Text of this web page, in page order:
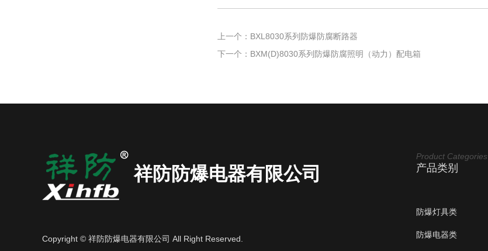
上一个： BXL8030系列防爆防腐断路器
下一个： BXM(D)8030系列防爆防腐照明（动力）配电箱
祥防防爆电器有限公司
Copyright © 祥防防爆电器有限公司 All Right Reserved.
Product Categories
产品类别
防爆灯具类
防爆电器类